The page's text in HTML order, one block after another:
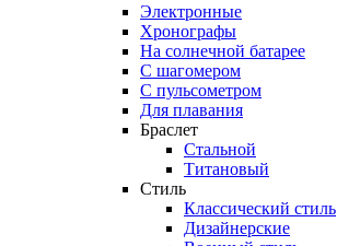
Электронные
Хронографы
На солнечной батарее
С шагомером
С пульсометром
Для плавания
Браслет
Стальной
Титановый
Стиль
Классический стиль
Дизайнерские